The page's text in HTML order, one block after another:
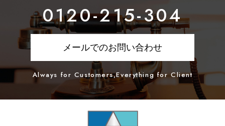
0120-215-304
メールでのお問い合わせ
Always for Customers,Everything for Client